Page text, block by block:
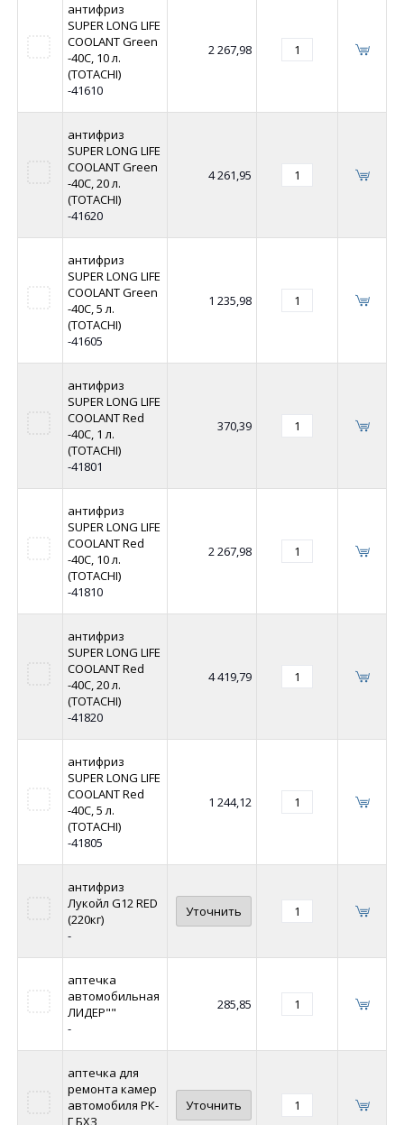
антифриз
SUPER LONG LIFE
COOLANT Green
-40C, 10 л.
(TOTACHI)
-41610
2 267,98
антифриз
SUPER LONG LIFE
COOLANT Green
-40C, 20 л.
(TOTACHI)
-41620
4 261,95
антифриз
SUPER LONG LIFE
COOLANT Green
-40C, 5 л.
(TOTACHI)
-41605
1 235,98
антифриз
SUPER LONG LIFE
COOLANT Red
-40C, 1 л.
(TOTACHI)
-41801
370,39
антифриз
SUPER LONG LIFE
COOLANT Red
-40C, 10 л.
(TOTACHI)
-41810
2 267,98
антифриз
SUPER LONG LIFE
COOLANT Red
-40C, 20 л.
(TOTACHI)
-41820
4 419,79
антифриз
SUPER LONG LIFE
COOLANT Red
-40C, 5 л.
(TOTACHI)
-41805
1 244,12
антифриз
Лукойл G12 RED
(220кг)
-
Уточнить
аптечка
автомобильная
ЛИДЕР""
-
285,85
аптечка для
ремонта камер
автомобиля РК-
Г БХЗ
Уточнить